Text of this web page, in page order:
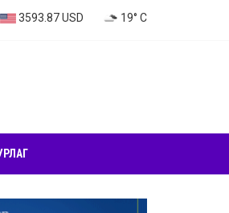
3593.87 USD 19° C